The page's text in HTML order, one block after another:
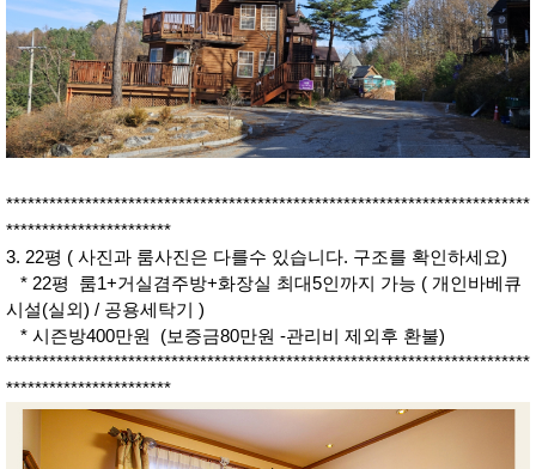
*************************************************************************
***********************
3. 22평 ( 사진과 룸사진은 다를수 있습니다. 구조를 확인하세요)
* 22평 룸1+거실겸주방+화장실 최대5인까지 가능 ( 개인바베큐
시설(실외) / 공용세탁기 )
* 시즌방400만원 (보증금80만원 -관리비 제외후 환불)
*************************************************************************
***********************